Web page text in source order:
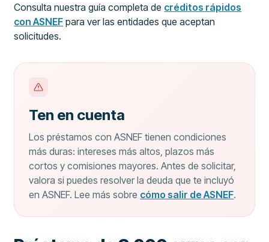
Consulta nuestra guía completa de créditos rápidos
con ASNEF para ver las entidades que aceptan
solicitudes.
Ten en cuenta
Los préstamos con ASNEF tienen condiciones
más duras: intereses más altos, plazos más
cortos y comisiones mayores. Antes de solicitar,
valora si puedes resolver la deuda que te incluyó
en ASNEF. Lee más sobre cómo salir de ASNEF.